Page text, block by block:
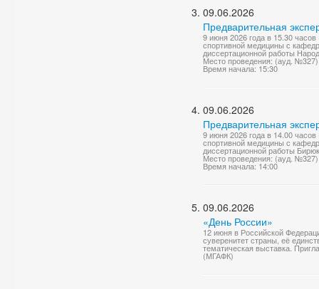
09.06.2026
Предварительная
9 июня 2026 года в 15.30
спортивной медицины с
диссертационной работы
Место проведения: (ауд.
Время начала: 15:30
09.06.2026
Предварительная
9 июня 2026 года в 14.00
спортивной медицины с
диссертационной работы
Место проведения: (ауд.
Время начала: 14:00
09.06.2026
«День России»
12 июня в Российской
суверенитет страны, её
тематическая выставка.
(МГАФК)